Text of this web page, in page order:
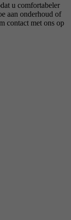
u comfortabeler
aan onderhoud of
contact met ons op